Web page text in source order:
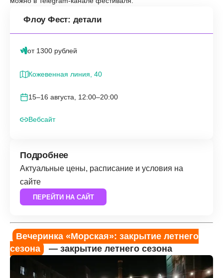
Флоу Фест: детали
от 1300 рублей
Кожевенная линия, 40
15–16 августа, 12:00–20:00
Вебсайт
Подробнее
Актуальные цены, расписание и условия на
сайте
ПЕРЕЙТИ НА САЙТ
Вечеринка «Морская»: закрытие летнего
сезона
— закрытие летнего сезона